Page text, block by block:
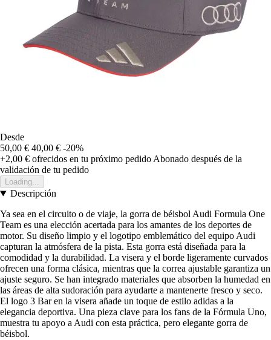
Desde
50,00 € 40,00 € -20%
+2,00 € ofrecidos en tu próximo pedido Abonado después de la
validación de tu pedido
Loading...
Descripción
Ya sea en el circuito o de viaje, la gorra de béisbol Audi Formula One
Team es una elección acertada para los amantes de los deportes de
motor. Su diseño limpio y el logotipo emblemático del equipo Audi
capturan la atmósfera de la pista. Esta gorra está diseñada para la
comodidad y la durabilidad. La visera y el borde ligeramente curvados
ofrecen una forma clásica, mientras que la correa ajustable garantiza un
ajuste seguro. Se han integrado materiales que absorben la humedad en
las áreas de alta sudoración para ayudarte a mantenerte fresco y seco.
El logo 3 Bar en la visera añade un toque de estilo adidas a la
elegancia deportiva. Una pieza clave para los fans de la Fórmula Uno,
muestra tu apoyo a Audi con esta práctica, pero elegante gorra de
béisbol.